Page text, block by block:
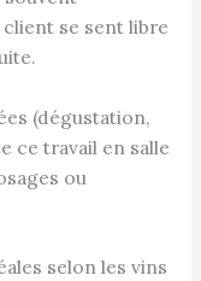
client se sent libre
(dégustation,
ce travail en salle
ou
selon les vins